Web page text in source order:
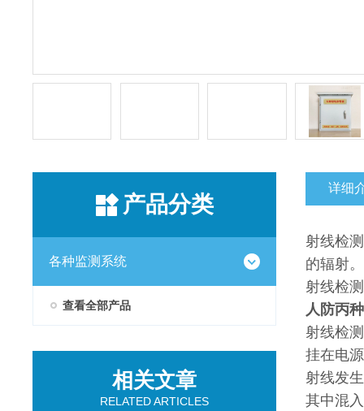
产品分类
各种监测系统
查看全部产品
相关文章
RELATED ARTICLES
详细
射线检
的辐射。
射线检
人防丙
射线检
挂在电
射线发
其中混